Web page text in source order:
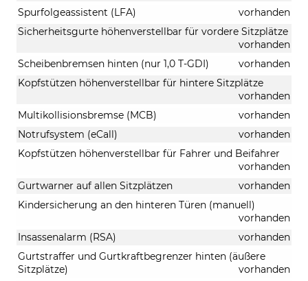
Spurfolgeassistent (LFA)
vorhanden
Sicherheitsgurte höhenverstellbar für vordere Sitzplätze
vorhanden
Scheibenbremsen hinten (nur 1,0 T-GDI)
vorhanden
Kopfstützen höhenverstellbar für hintere Sitzplätze
vorhanden
Multikollisionsbremse (MCB)
vorhanden
Notrufsystem (eCall)
vorhanden
Kopfstützen höhenverstellbar für Fahrer und Beifahrer
vorhanden
Gurtwarner auf allen Sitzplätzen
vorhanden
Kindersicherung an den hinteren Türen (manuell)
vorhanden
Insassenalarm (RSA)
vorhanden
Gurtstraffer und Gurtkraftbegrenzer hinten (äußere
Sitzplätze)
vorhanden